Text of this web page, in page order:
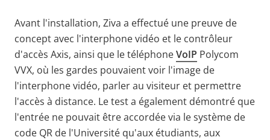
Avant l'installation, Ziva a effectué une preuve de
concept avec l'interphone vidéo et le contrôleur
d'accès Axis, ainsi que le téléphoneVoIP Polycom
VVX, où les gardes pouvaient voir l'image de
l'interphone vidéo, parler au visiteur et permettre
l'accès à distance. Le test a également démontré que
l'entrée ne pouvait être accordée via le système de
code QR de l'Université qu'aux étudiants, aux